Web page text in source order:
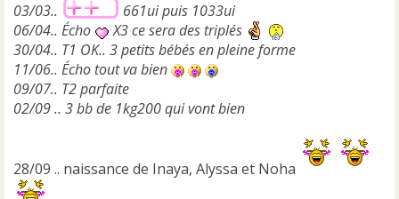
03/03..
661ui puis 1033ui
06/04.. Écho
X3 ce sera des triplés
30/04.. T1 OK.. 3 petits bébés en pleine forme
11/06.. Écho tout va bien
09/07.. T2 parfaite
02/09 .. 3 bb de 1kg200 qui vont bien
28/09 .. naissance de Inaya, Alyssa et Noha